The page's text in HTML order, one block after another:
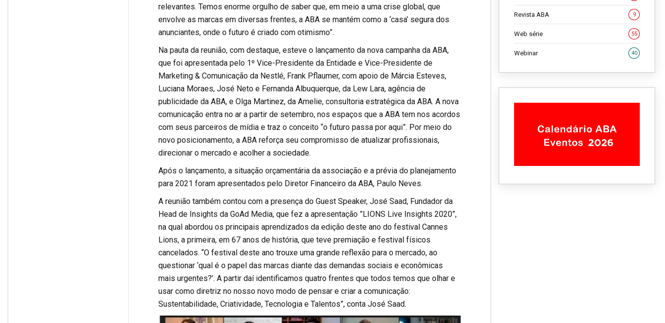
relevantes. Temos enorme orgulho de saber que, em meio a uma crise global, que
envolve as marcas em diversas frentes, a ABA se mantém como a ‘casa’ segura dos
anunciantes, onde o futuro é criado com otimismo”.
Na pauta da reunião, com destaque, esteve o lançamento da nova campanha da ABA,
que foi apresentada pelo 1º Vice-Presidente da Entidade e Vice-Presidente de
Marketing & Comunicação da Nestlé, Frank Pflaumer, com apoio de Márcia Esteves,
Luciana Moraes, José Neto e Fernanda Albuquerque, da Lew Lara, agência de
publicidade da ABA, e Olga Martinez, da Amelie, consultoria estratégica da ABA. A nova
comunicação entra no ar a partir de setembro, nos espaços que a ABA tem nos acordos
com seus parceiros de mídia e traz o conceito “o futuro passa por aqui”. Por meio do
novo posicionamento, a ABA reforça seu compromisso de atualizar profissionais,
direcionar o mercado e acolher a sociedade.
Após o lançamento, a situação orçamentária da associação e a prévia do planejamento
para 2021 foram apresentados pelo Diretor Financeiro da ABA, Paulo Neves.
A reunião também contou com a presença do Guest Speaker, José Saad, Fundador da
Head de Insights da GoAd Media, que fez a apresentação ”LIONS Live Insights 2020”,
na qual abordou os principais aprendizados da edição deste ano do festival Cannes
Lions, a primeira, em 67 anos de história, que teve premiação e festival físicos
cancelados. “O festival deste ano trouxe uma grande reflexão para o mercado, ao
questionar ‘qual é o papel das marcas diante das demandas sociais e econômicas
mais urgentes?’. A partir daí identificamos quatro frentes que todos temos que olhar e
usar como diretriz no nosso novo modo de pensar e criar a comunicação:
Sustentabilidade, Criatividade, Tecnologia e Talentos”, conta José Saad.
Revista ABA 9
Web série 55
Webinar 40